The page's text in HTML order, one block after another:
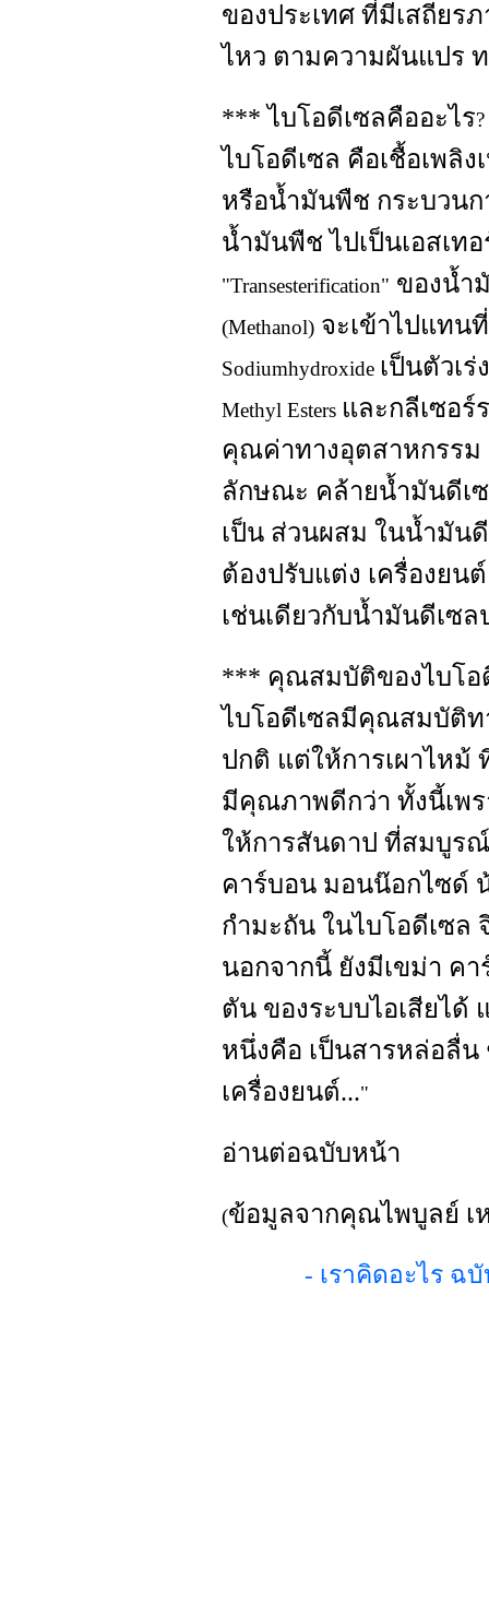
ของประเทศ ที่มีเสถียร
ไหว ตามความผันแปร
*** ไบโอดีเซลคืออะไร?
ไบโอดีเซล คือเชื้อเพลิ
หรือน้ำมันพืช กระบวนก
น้ำมันพืช ไปเป็นเอสเทอ
"Transesterification" ของน้ำ
(Methanol) จะเข้าไปแทน
Sodiumhydroxide เป็นตัวเ
Methyl Esters และกลีเซอร์
คุณค่าทางอุตสาหกรรม
ลักษณะ คล้ายน้ำมันดีเ
เป็น ส่วนผสม ในน้ำมัน
ต้องปรับแต่ง เครื่องยน
เช่นเดียวกับน้ำมันดีเซล
*** คุณสมบัติของไบโอ
ไบโอดีเซลมีคุณสมบัติท
ปกติ แต่ให้การเผาไหม้
มีคุณภาพดีกว่า ทั้งนี้เพร
ให้การสันดาป ที่สมบูร
คาร์บอน มอนน๊อกไซด์
กำมะถัน ในไบโอดีเซล
นอกจากนี้ ยังมีเขม่า ค
ตัน ของระบบไอเสียไ
หนึ่งคือ เป็นสารหล่อลื่น
เครื่องยนต์..."
อ่านต่อฉบับหน้า
(ข้อมูลจากคุณไพบูลย์ เ
- เราคิดอะไร